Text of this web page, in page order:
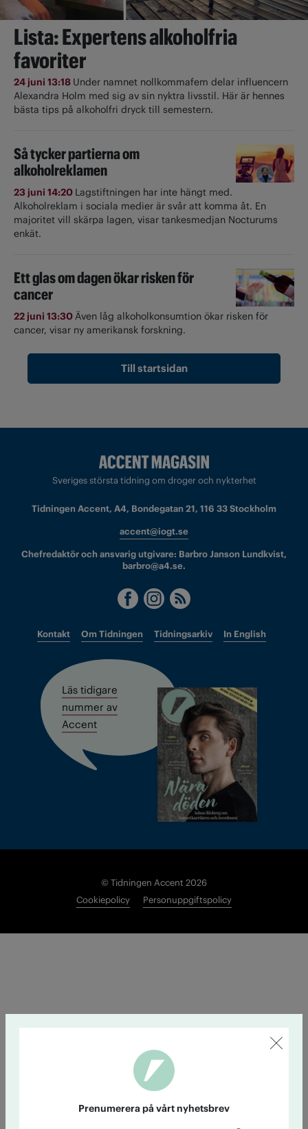
Lista: Expertens alkoholfria
favoriter
24 juni 13:18 Under namnet nollkommafem delar influencern
Alexandra Holm med sig av sin nyktra livsstil. Här är hennes
bästa tips på alkoholfri dryck till semestern.
Så tycker partierna om
alkoholreklamen
23 juni 14:20 Lagstiftningen har inte hängt med.
Alkoholreklam i sociala medier är svår att komma åt. En
majoritet vill skärpa lagen, visar tankesmedjan Nocturums
enkät.
Ett glas om dagen ökar risken för
cancer
22 juni 13:30Även låg alkoholkonsumtion ökar risken för
cancer, visar ny amerikansk forskning.
Till startsidan
Sveriges största tidning om droger och nykterhet
Tidningen Accent, A4, Bondegatan 21, 116 33 Stockholm
accent@iogt.se
Chefredaktör och ansvarig utgivare: Barbro Janson Lundkvist,
barbro@a4.se.
Kontakt Om Tidningen Tidningsarkiv In English
Läs tidigare
nummer av
Accent
© Tidningen Accent 2026
Cookiepolicy
Personuppgiftspolicy
Prenumerera på vårt nyhetsbrev